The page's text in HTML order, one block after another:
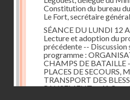
Constitution du bureau
Le Fort, secrétaire général
SÉANCE DU LUNDI 12
Lecture et adoption du
précédente -- Discussion
programme :
CHAMPS DE BATAILLE
PLACES DE SECOURS,
TRANSPORT DES
PANSEMENT -- 1°